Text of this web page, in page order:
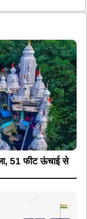
51 फीट ऊंचाई से